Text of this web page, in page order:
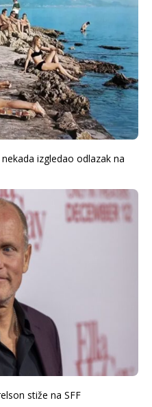
izgledao odlazak na
stiže na SFF